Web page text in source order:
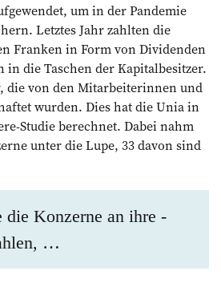
um in der Pandemie
Letztes Jahr zahlten die
Franken in Form von Dividenden
die Taschen der Kapitalbesitzer.
die von den Mitarbeiterinnen und
wurden. Dies hat die Unia in
­Studie berechnet. Dabei nahm
unter die Lupe, 33 davon sind
die ­Konzerne an ihre
…